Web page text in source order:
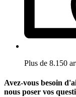
Plus de 8.150
Avez-vous besoin
nous poser vos